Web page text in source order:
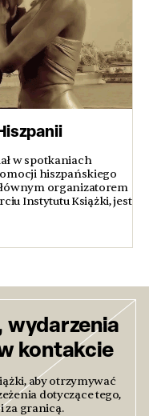
w spotkaniach
hiszpańskiego
organizatorem
Instytutu Książki, jest
wydarzenia
kontakcie
aby otrzymywać
dotyczące tego,
za granicą.